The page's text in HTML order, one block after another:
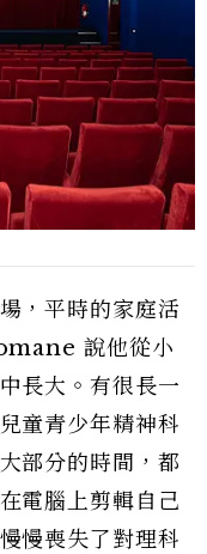
，平時的家庭活
說他從小
長大。有很長一
童青少年精神科
部分的時間，都
電腦上剪輯自己
慢喪失了對理科